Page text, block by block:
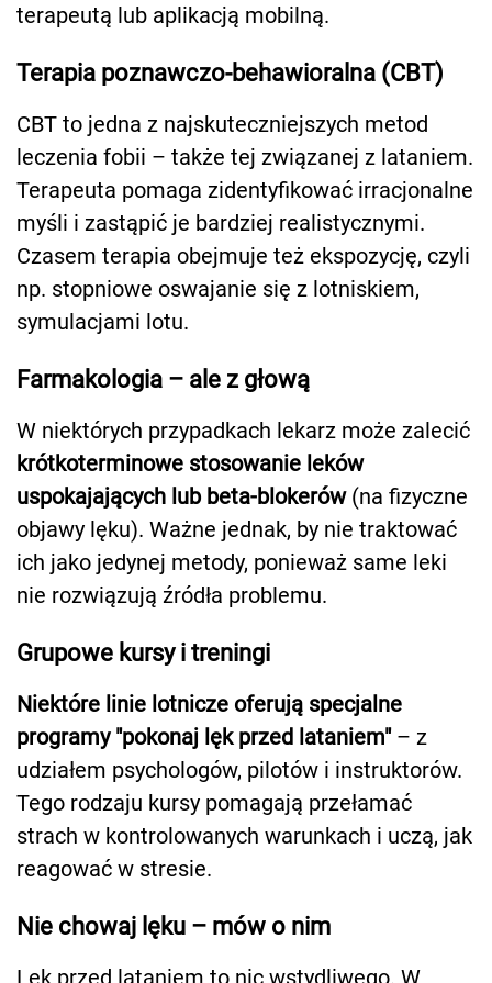
terapeutą lub aplikacją mobilną.
Terapia poznawczo-behawioralna (CBT)
CBT to jedna z najskuteczniejszych metod
leczenia fobii – także tej związanej z lataniem.
Terapeuta pomaga zidentyfikować irracjonalne
myśli i zastąpić je bardziej realistycznymi.
Czasem terapia obejmuje też ekspozycję, czyli
np. stopniowe oswajanie się z lotniskiem,
symulacjami lotu.
Farmakologia – ale z głową
W niektórych przypadkach lekarz może zalecić
krótkoterminowe stosowanie leków
uspokajających lub beta-blokerów(na fizyczne
objawy lęku). Ważne jednak, by nie traktować
ich jako jedynej metody, ponieważ same leki
nie rozwiązują źródła problemu.
Grupowe kursy i treningi
Niektóre linie lotnicze oferują specjalne
programy "pokonaj lęk przed lataniem"– z
udziałem psychologów, pilotów i instruktorów.
Tego rodzaju kursy pomagają przełamać
strach w kontrolowanych warunkach i uczą, jak
reagować w stresie.
Nie chowaj lęku – mów o nim
Lęk przed lataniem to nic wstydliwego. W